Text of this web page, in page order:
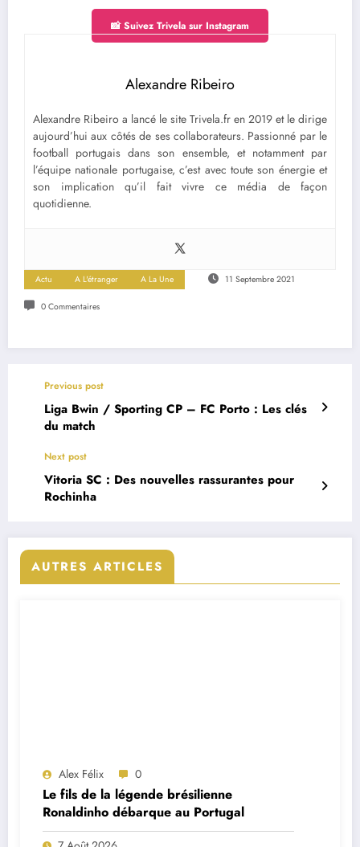
📸 Suivez Trivela sur Instagram
Alexandre Ribeiro
Alexandre Ribeiro a lancé le site Trivela.fr en 2019 et le dirige
aujourd’hui aux côtés de ses collaborateurs. Passionné par le
football portugais dans son ensemble, et notamment par
l’équipe nationale portugaise, c’est avec toute son énergie et
son implication qu’il fait vivre ce média de façon
quotidienne.
Actu A L'étranger A La Une 11 Septembre 2021
0 Commentaires
Previous post
Liga Bwin / Sporting CP – FC Porto : Les clés
du match
Next post
Vitoria SC : Des nouvelles rassurantes pour
Rochinha
AUTRES ARTICLES
Alex Félix 0
Le fils de la légende brésilienne
Ronaldinho débarque au Portugal